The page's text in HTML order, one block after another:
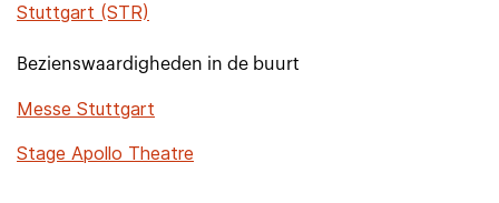
Stuttgart (STR)
Bezienswaardigheden in de buurt
Messe Stuttgart
Stage Apollo Theatre